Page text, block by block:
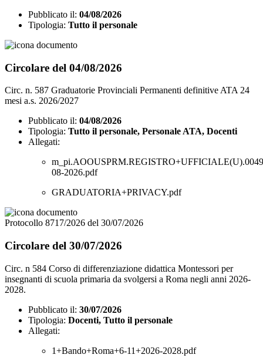
Pubblicato il: 04/08/2026
Tipologia: Tutto il personale
Circolare del 04/08/2026
Circ. n. 587 Graduatorie Provinciali Permanenti definitive ATA 24
mesi a.s. 2026/2027
Pubblicato il: 04/08/2026
Tipologia: Tutto il personale, Personale ATA, Docenti
Allegati:
08-2026.pdf
GRADUATORIA+PRIVACY.pdf
Protocollo 8717/2026 del 30/07/2026
Circolare del 30/07/2026
Circ. n 584 Corso di differenziazione didattica Montessori per
insegnanti di scuola primaria da svolgersi a Roma negli anni 2026-
2028.
Pubblicato il: 30/07/2026
Tipologia: Docenti, Tutto il personale
Allegati:
1+Bando+Roma+6-11+2026-2028.pdf